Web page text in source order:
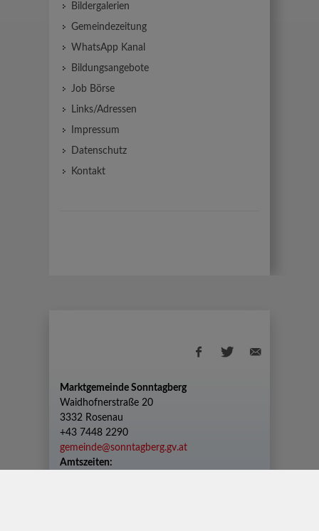
Bildergalerien
Gemeindezeitung
WhatsApp Kanal
Bildungsangebote
Job Börse
Links/Adressen
Impressum
Datenschutz
Kontakt
Marktgemeinde Sonntagberg
Waidhofnerstraße 20
3332 Rosenau
+43 7448 2290
gemeinde@sonntagberg.gv.at
Amtszeiten: